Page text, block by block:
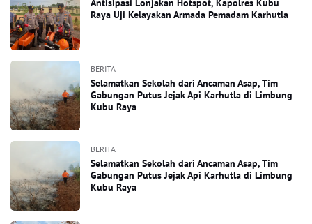
Antisipasi Lonjakan Hotspot, Kapolres Kubu
Raya Uji Kelayakan Armada Pemadam Karhutla
BERITA
Selamatkan Sekolah dari Ancaman Asap, Tim
Gabungan Putus Jejak Api Karhutla di Limbung
Kubu Raya
BERITA
Selamatkan Sekolah dari Ancaman Asap, Tim
Gabungan Putus Jejak Api Karhutla di Limbung
Kubu Raya